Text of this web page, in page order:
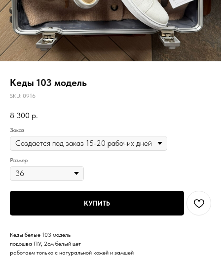
Кеды 103 модель
SKU: 0916
8 300 р.
Заказ
Размер
КУПИТЬ
Кеды белые 103 модель
подошва ПУ, 2см белый цет
работаем только с натуральной кожей и замшей